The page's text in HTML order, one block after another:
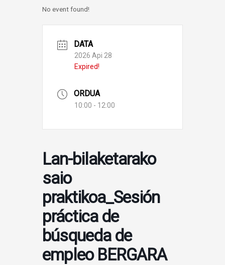
No event found!
DATA
2026 Api 28
Expired!
ORDUA
10:00 - 12:00
Lan-bilaketarako
saio
praktikoa_Sesión
práctica de
búsqueda de
empleo BERGARA